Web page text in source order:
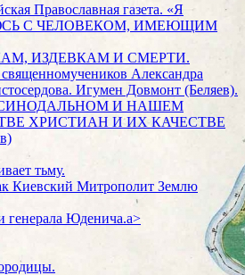
Православная газета. «Я
С ЧЕЛОВЕКОМ, ИМЕЮЩИМ
ИЗДЕВКАМ И СМЕРТИ.
Александра
Игумен Довмонт (Беляев).
И НАШЕМ
ХРИСТИАН И ИХ КАЧЕСТВЕ
тьму.
Киевский Митрополит Землю
генерала Юденича.a>